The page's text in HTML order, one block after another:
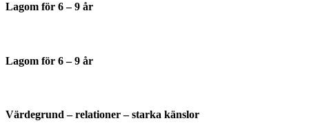
Lagom för 6 – 9 år
Lagom för 6 – 9 år
Värdegrund – relationer – starka känslor